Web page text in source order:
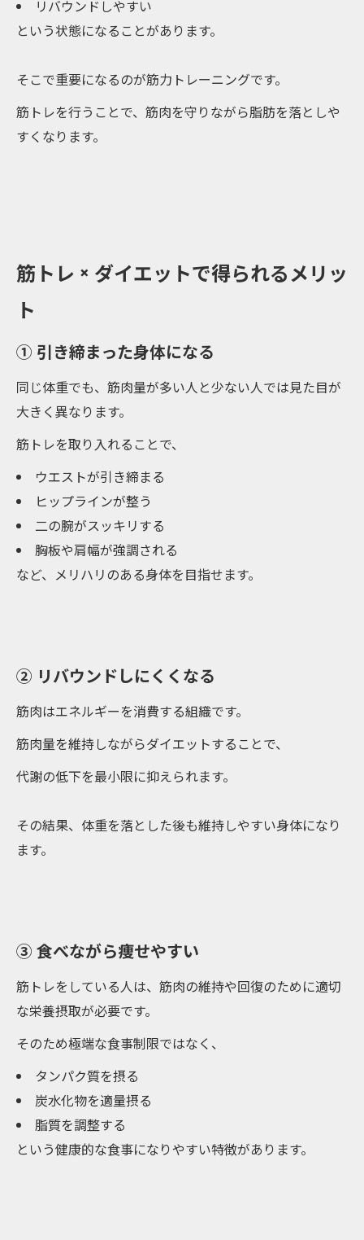
リバウンドしやすい
という状態になることがあります。
そこで重要になるのが筋力トレーニングです。
筋トレを行うことで、筋肉を守りながら脂肪を落としや
すくなります。
筋トレ × ダイエットで得られるメリッ
ト
① 引き締まった身体になる
同じ体重でも、筋肉量が多い人と少ない人では見た目が
大きく異なります。
筋トレを取り入れることで、
ウエストが引き締まる
ヒップラインが整う
二の腕がスッキリする
胸板や肩幅が強調される
など、メリハリのある身体を目指せます。
② リバウンドしにくくなる
筋肉はエネルギーを消費する組織です。
筋肉量を維持しながらダイエットすることで、
代謝の低下を最小限に抑えられます。
その結果、体重を落とした後も維持しやすい身体になり
ます。
③ 食べながら痩せやすい
筋トレをしている人は、筋肉の維持や回復のために適切
な栄養摂取が必要です。
そのため極端な食事制限ではなく、
タンパク質を摂る
炭水化物を適量摂る
脂質を調整する
という健康的な食事になりやすい特徴があります。